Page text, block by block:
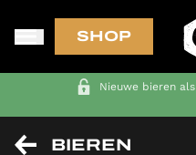
SHOP
Nieuwe bieren
BIEREN